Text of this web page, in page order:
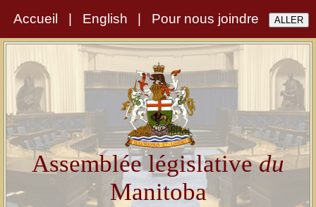
Accueil English Pour nous joindre
Assemblée législativedu
Manitoba